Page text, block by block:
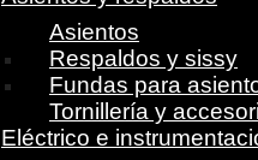
Asientos
Respaldos y sissy
Fundas para
Tornillería y
Eléctrico e